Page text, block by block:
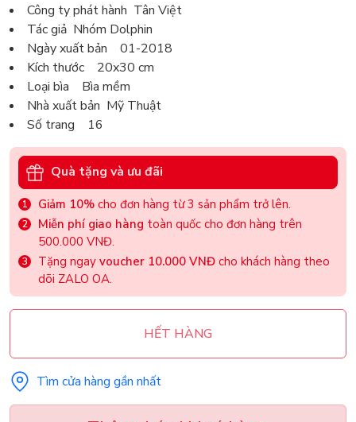
Công ty phát hành Tân Việt
Tác giả Nhóm Dolphin
Ngày xuất bản 01-2018
Kích thước 20x30 cm
Loại bìa Bìa mềm
Nhà xuất bản Mỹ Thuật
Số trang 16
Quà tặng và ưu đãi
Giảm 10% cho đơn hàng từ 3 sản phẩm trở lên.
Miễn phí giao hàng toàn quốc cho đơn hàng trên
500.000 VNĐ.
Tặng ngay voucher 10.000 VNĐ cho khách hàng theo
dõi ZALO OA.
HẾT HÀNG
Tìm cửa hàng gần nhất